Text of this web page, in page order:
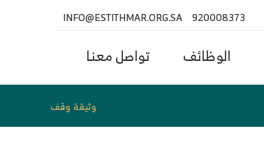
920008373
INFO@ESTITHMAR.ORG.SA
الوظائف تواصل معنا
وثيقة وقف